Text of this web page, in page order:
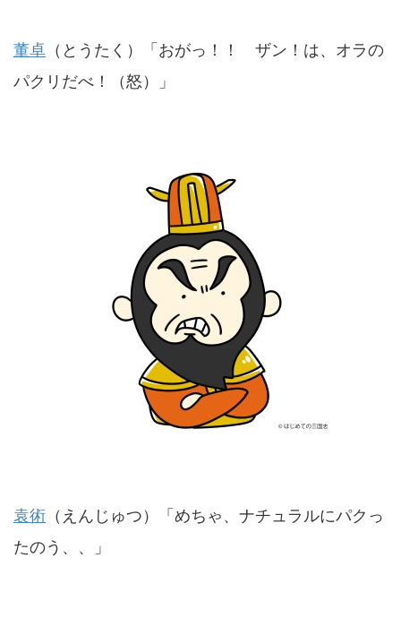
董卓 （とうたく）「おがっ！！ ザン！は、オラの
パクリだべ！（怒）」
袁術 （えんじゅつ）「めちゃ、ナチュラルにパクっ
たのう、、」